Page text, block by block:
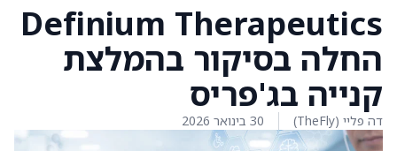
Definium Therapeutics
החלה בסיקור בהמלצת
קנייה בג'פריס
דה פליי (TheFly) 30 בינואר 2026